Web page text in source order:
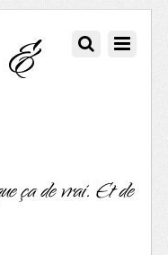
ça de vrai. Et de